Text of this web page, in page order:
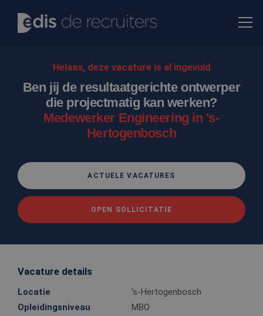
Helaas, deze vacature is al ingevuld
Ben jij de resultaatgerichte ontwerper
die projectmatig kan werken?
Medewerker Engineering in 's-
Hertogenbosch
ACTUELE VACATURES
OPEN SOLLICITATIE
Vacature details
Locatie
's-Hertogenbosch
Opleidingsniveau
MBO